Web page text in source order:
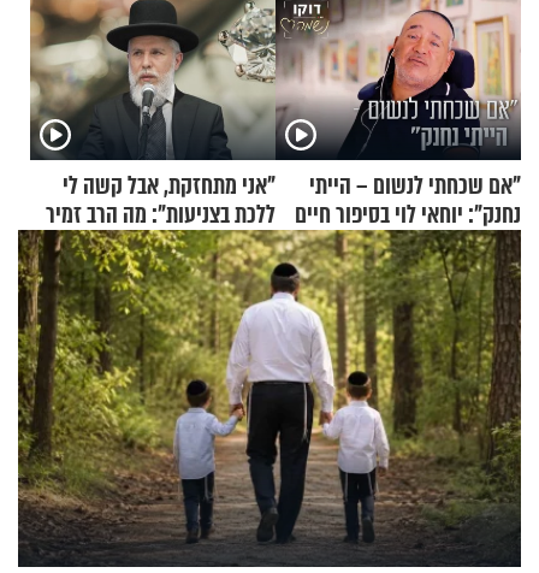
"אם שכחתי לנשום – הייתי
נחנק": יוחאי לוי בסיפור חיים
מעורר השראה
"אני מתחזקת, אבל קשה לי
ללכת בצניעות": מה הרב זמיר
כהן המליץ לה לעשות?